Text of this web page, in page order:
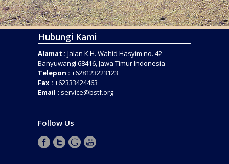
Hubungi Kami
Alamat : Jalan K.H. Wahid Hasyim no. 42
Banyuwangi 68416, Jawa Timur Indonesia
Telepon : +628123223123
Fax : +62333424463
Email : service@bstf.org
Follow Us